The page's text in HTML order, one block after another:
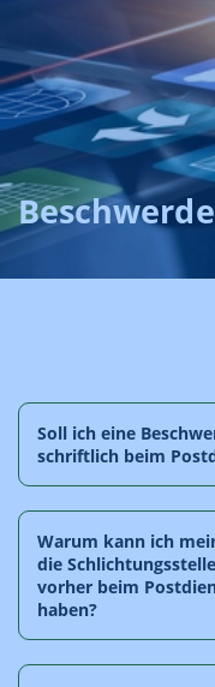
Soll ich eine
schriftlich beim
Warum kann ich
die
vorher beim
haben?